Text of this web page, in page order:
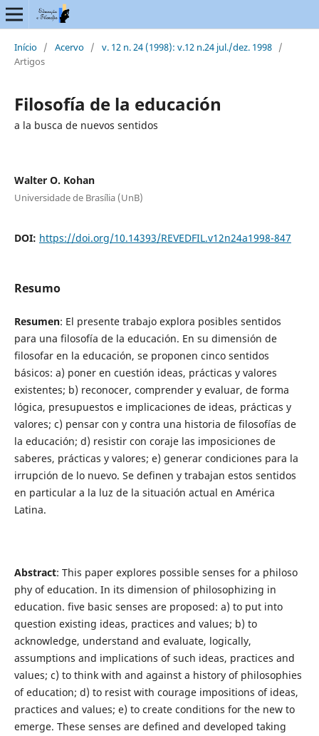
Início / Acervo / v. 12 n. 24 (1998): v.12 n.24 jul./dez. 1998 /
Artigos
Filosofía de la educación
a la busca de nuevos sentidos
Walter O. Kohan
Universidade de Brasília (UnB)
DOI: https://doi.org/10.14393/REVEDFIL.v12n24a1998-847
Resumo
Resumen: El presente trabajo explora posibles sentidos
para una filosofía de la educación. En su dimensión de
filosofar en la educación, se proponen cinco sentidos
básicos: a) poner en cuestión ideas, prácticas y valores
existentes; b) reconocer, comprender y evaluar, de forma
lógica, presupuestos e implicaciones de ideas, prácticas y
valores; c) pensar con y contra una historia de filosofías de
la educación; d) resistir con coraje las imposiciones de
saberes, prácticas y valores; e) generar condiciones para la
irrupción de lo nuevo. Se definen y trabajan estos sentidos
en particular a la luz de la situación actual en América
Latina.
Abstract: This paper explores possible senses for a philoso
phy of education. In its dimension of philosophizing in
education. five basic senses are proposed: a) to put into
question existing ideas, practices and values; b) to
acknowledge, understand and evaluate, logically,
assumptions and implications of such ideas, practices and
values; c) to think with and against a history of philosophies
of education; d) to resist with courage impositions of ideas,
practices and values; e) to create conditions for the new to
emerge. These senses are defined and developed taking